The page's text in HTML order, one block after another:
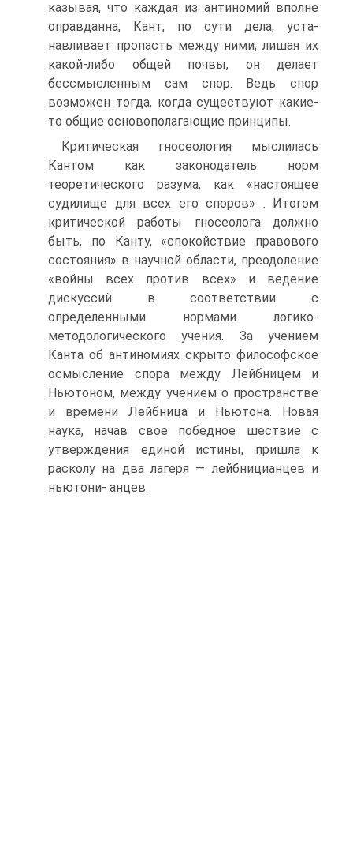
казывая, что каждая из антиномий вполне
оправданна, Кант, по сути дела, уста-
навливает пропасть между ними; лишая их
какой-либо общей почвы, он делает
бессмысленным сам спор. Ведь спор
возможен тогда, когда существуют какие-
то общие основополагающие принципы.
Критическая гносеология мыслилась
Кантом как законодатель норм
теоретического разума, как «настоящее
судилище для всех его споров» . Итогом
критической работы гносеолога должно
быть, по Канту, «спокойствие правового
состояния» в научной области, преодоление
«войны всех против всех» и ведение
дискуссий в соответствии с
определенными нормами логико-
методологического учения. За учением
Канта об антиномиях скрыто философское
осмысление спора между Лейбницем и
Ньютоном, между учением о пространстве
и времени Лейбница и Ньютона. Новая
наука, начав свое победное шествие с
утверждения единой истины, пришла к
расколу на два лагеря — лейбницианцев и
ньютони- анцев.